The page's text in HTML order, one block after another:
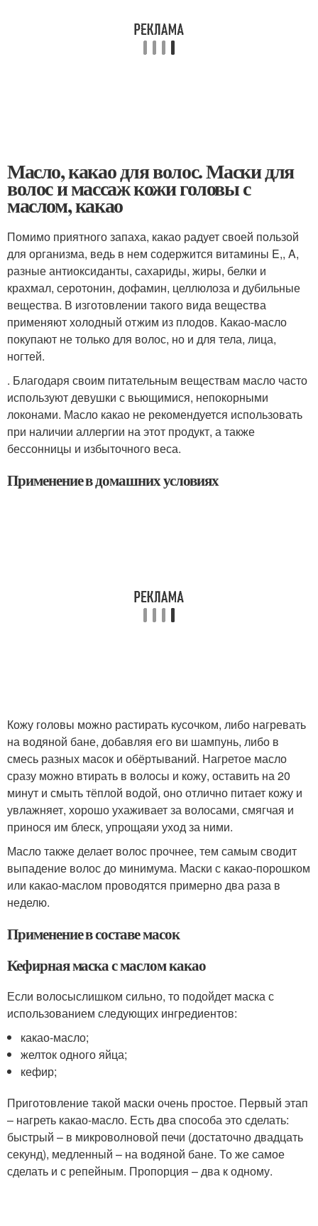
Масло, какао для волос. Маски для
волос и массаж кожи головы с
маслом, какао
Помимо приятного запаха, какао радует своей пользой
для организма, ведь в нем содержится витамины E,, A,
разные антиоксиданты, сахариды, жиры, белки и
крахмал, серотонин, дофамин, целлюлоза и дубильные
вещества. В изготовлении такого вида вещества
применяют холодный отжим из плодов. Какао-масло
покупают не только для волос, но и для тела, лица,
ногтей.
. Благодаря своим питательным веществам масло часто
используют девушки с вьющимися, непокорными
локонами. Масло какао не рекомендуется использовать
при наличии аллергии на этот продукт, а также
бессонницы и избыточного веса.
Применение в домашних условиях
Кожу головы можно растирать кусочком, либо нагревать
на водяной бане, добавляя его ви шампунь, либо в
смесь разных масок и обёртываний. Нагретое масло
сразу можно втирать в волосы и кожу, оставить на 20
минут и смыть тёплой водой, оно отлично питает кожу и
увлажняет, хорошо ухаживает за волосами, смягчая и
принося им блеск, упрощаяи уход за ними.
Масло также делает волос прочнее, тем самым сводит
выпадение волос до минимума. Маски с какао-порошком
или какао-маслом проводятся примерно два раза в
неделю.
Применение в составе масок
Кефирная маска с маслом какао
Если волосыслишком сильно, то подойдет маска с
использованием следующих ингредиентов:
какао-масло;
желток одного яйца;
кефир;
Приготовление такой маски очень простое. Первый этап
– нагреть какао-масло. Есть два способа это сделать:
быстрый – в микроволновой печи (достаточно двадцать
секунд), медленный – на водяной бане. То же самое
сделать и с репейным. Пропорция – два к одному.